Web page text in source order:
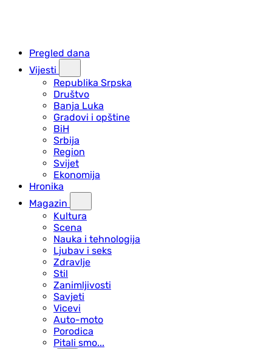
Pregled dana
Vijesti
Republika Srpska
Društvo
Banja Luka
Gradovi i opštine
BiH
Srbija
Region
Svijet
Ekonomija
Hronika
Magazin
Kultura
Scena
Nauka i tehnologija
Ljubav i seks
Zdravlje
Stil
Zanimljivosti
Savjeti
Vicevi
Auto-moto
Porodica
Pitali smo...